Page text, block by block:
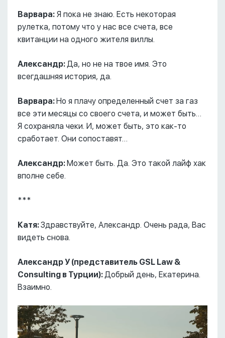
Варвара: Я пока не знаю. Есть некоторая
рулетка, потому что у нас все счета, все
квитанции на одного жителя виллы.
Александр: Да, но не на твое имя. Это
всегдашняя история, да.
Варвара:Но я плачу определенный счет за газ
все эти месяцы со своего счета, и может быть…
Я сохраняла чеки. И, может быть, это как-то
сработает. Они сопоставят…
Александр:Может быть. Да. Это такой лайф хак
вполне себе.
***
Катя:Здравствуйте, Александр. Очень рада, Вас
видеть снова.
Александр У (представитель GSL Law &
Consulting в Турции): Добрый день, Екатерина.
Взаимно.